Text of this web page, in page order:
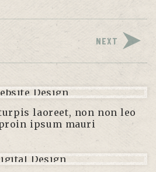
NEXT
laoreet, non non leo
ipsum mauri